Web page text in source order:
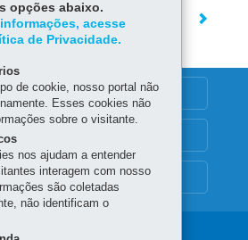
opções abaixo.
informações, acesse
de Privacidade.
de cookie, nosso portal não
Esses cookies não
sobre o visitante.
nos ajudam a entender
interagem com nosso
são coletadas
não identificam o